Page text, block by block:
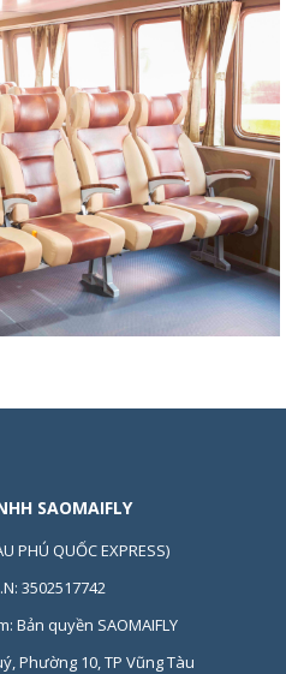
SAOMAIFLY
PHÚ QUỐC EXPRESS)
3502517742
Bản quyền SAOMAIFLY
Phường 10, TP Vũng Tàu